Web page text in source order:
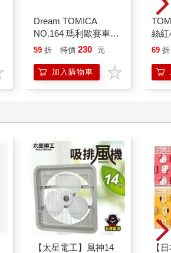
Dream TOMICA
NO.164 瑪利歐賽車8
瑪利歐 超級瑪利 小汽
59 折 特價 230 元
加入購物車
絲
動員
69 折
【太星電工】風神14
【